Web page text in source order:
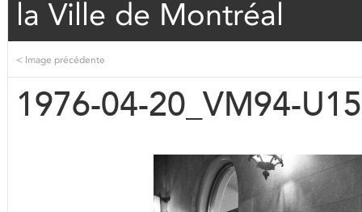
la Ville de Montréal
< Image précédente
1976-04-20_VM94-